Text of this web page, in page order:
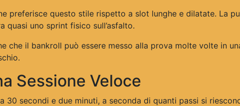
preferisce questo stile rispetto a slot lunghe e dilatate. La
quasi uno sprint fisico sull’asfalto.
che il bankroll può essere messo alla prova molte volte in
Sessione Veloce
30 secondi e due minuti, a seconda di quanti passi si